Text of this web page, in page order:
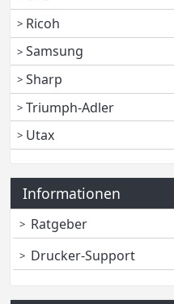
Ricoh
Samsung
Sharp
Triumph-Adler
Utax
Informationen
Ratgeber
Drucker-Support